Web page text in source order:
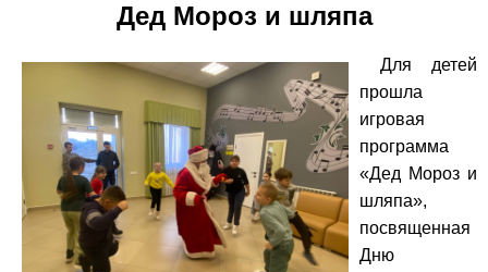
Дед Мороз и шляпа
Для детей
прошла
игровая
программа
«Дед Мороз и
шляпа»,
посвященная
Дню